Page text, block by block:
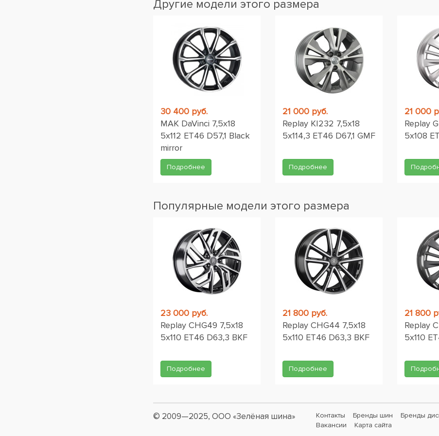
Другие модели этого размера
30 400 руб.
MAK DaVinci 7,5x18
5x112 ET46 D57,1 Black
mirror
Подробнее
21 000 руб.
Replay KI232 7,5x18
5x114,3 ET46 D67,1 GMF
Подробнее
21 000
Replay
5x108
Популярные модели этого размера
23 000 руб.
Replay CHG49 7,5x18
5x110 ET46 D63,3 BKF
Подробнее
21 800 руб.
Replay CHG44 7,5x18
5x110 ET46 D63,3 BKF
Подробнее
21 800
Replay
5x110
© 2009—2025, ООО «Зелёная шина» Контакты Бренды шин Бренды
Вакансии
Карта сайта